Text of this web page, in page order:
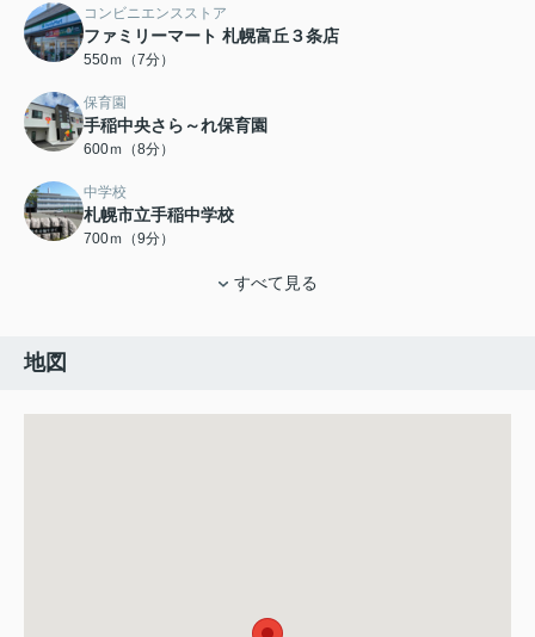
コンビニエンスストア
ファミリーマート 札幌富丘３条店
550ｍ（7分）
保育園
手稲中央さら～れ保育園
600ｍ（8分）
中学校
札幌市立手稲中学校
700ｍ（9分）
すべて見る
地図